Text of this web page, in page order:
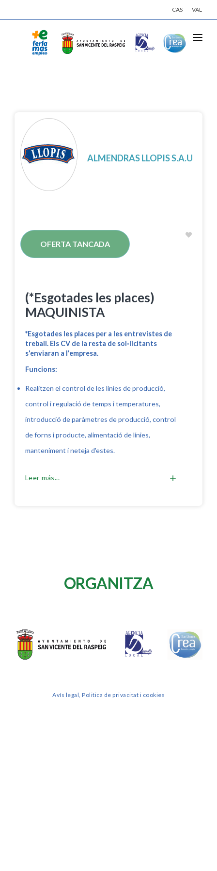
CAS VAL
OFERTES DE TREBALL
ALMENDRAS LLOPIS S.A.U
OFERTA TANCADA
(*Esgotades les places)
MAQUINISTA
*Esgotades les places per a les entrevistes de
treball. Els CV de la resta de sol·licitants
s'enviaran a l'empresa.
Funcions:
Realitzen el control de les línies de producció,
control i regulació de temps i temperatures,
introducció de paràmetres de producció, control
de forns i producte, alimentació de línies,
manteniment i neteja d'estes.
Leer más...
ORGANITZA
Avís legal, Politica de privacitat i cookies